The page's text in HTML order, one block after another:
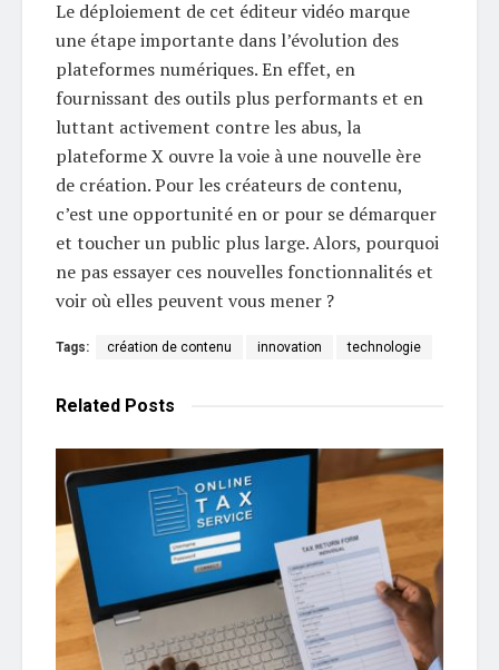
Le déploiement de cet éditeur vidéo marque
une étape importante dans l’évolution des
plateformes numériques. En effet, en
fournissant des outils plus performants et en
luttant activement contre les abus, la
plateforme X ouvre la voie à une nouvelle ère
de création. Pour les créateurs de contenu,
c’est une opportunité en or pour se démarquer
et toucher un public plus large. Alors, pourquoi
ne pas essayer ces nouvelles fonctionnalités et
voir où elles peuvent vous mener ?
Tags: création de contenu innovation technologie
Related Posts